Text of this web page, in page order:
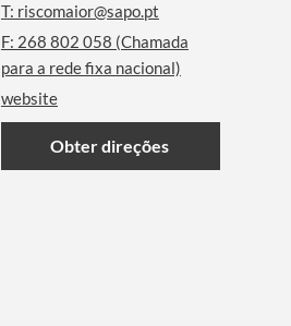
T: riscomaior@sapo.pt
F: 268 802 058 (Chamada
para a rede fixa nacional)
website
Obter direções